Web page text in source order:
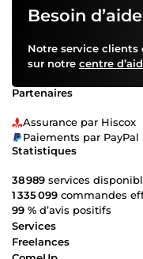
Besoin
Notre service clients
sur notre centre
Partenaires
Assurance par Hiscox
Paiements par PayPal
Statistiques
38 989 services
1 335 099 commandes
99 % d’avis positifs
Services
Freelances